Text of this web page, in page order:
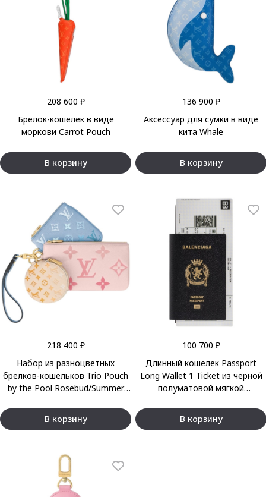
208 600 ₽
Брелок-кошелек в виде
моркови Carrot Pouch
В корзину
136 900 ₽
Аксессуар для сумки в виде
кита Whale
В корзину
218 400 ₽
Набор из разноцветных
брелков-кошельков Trio Pouch
by the Pool Rosebud/Summer
В корзину
100 700 ₽
Длинный кошелек Passport
Long Wallet 1 Ticket из черной
полуматовой мягкой
В корзину